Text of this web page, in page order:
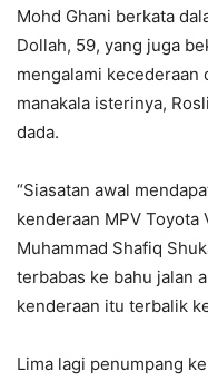
Mohd Ghani berkata
Dollah, 59, yang juga
mengalami kecederaan
manakala isterinya,
dada.
“Siasatan awal
kenderaan MPV
Muhammad Shafiq
terbabas ke bahu jalan
kenderaan itu terbalik
Lima lagi penumpang